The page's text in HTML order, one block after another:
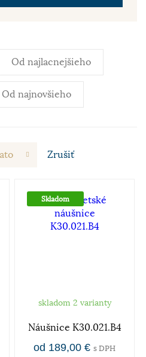
Od najlacnejšieho
Od najnovšieho
Zrušiť
Skladom
skladom 2 varianty
Náušnice K30.021.B4
od 189,00 € s DPH